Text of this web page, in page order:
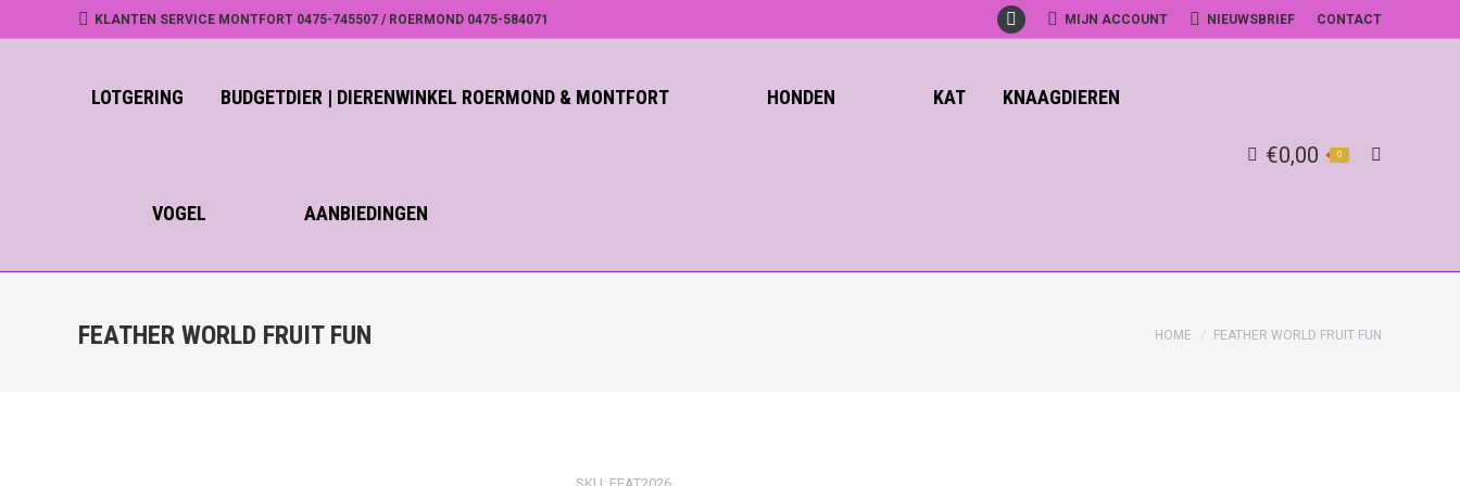
KLANTEN SERVICE MONTFORT 0475-745507 / ROERMOND 0475-584071
Facebook
MIJN ACCOUNT NIEUWSBRIEF CONTACT
LOTGERING BUDGETDIER | DIERENWINKEL ROERMOND & MONTFORT HONDEN KAT KNAAGDIEREN
VOGEL AANBIEDINGEN
€0,00 0 Search:
FEATHER WORLD FRUIT FUN HOME FEATHER WORLD FRUIT FUN